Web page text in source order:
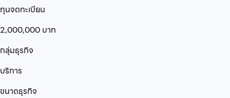
ทุนจดทะเบียน
2,000,000 บาท
กลุ่มธุรกิจ
บริการ
ขนาดธุรกิจ